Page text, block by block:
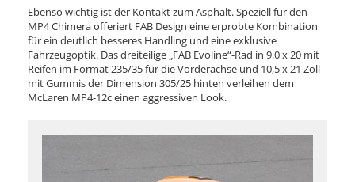
Ebenso wichtig ist der Kontakt zum Asphalt. Speziell für den
MP4 Chimera offeriert FAB Design eine erprobte Kombination
für ein deutlich besseres Handling und eine exklusive
Fahrzeugoptik. Das dreiteilige „FAB Evoline“-Rad in 9,0 x 20 mit
Reifen im Format 235/35 für die Vorderachse und 10,5 x 21 Zoll
mit Gummis der Dimension 305/25 hinten verleihen dem
McLaren MP4-12c einen aggressiven Look.